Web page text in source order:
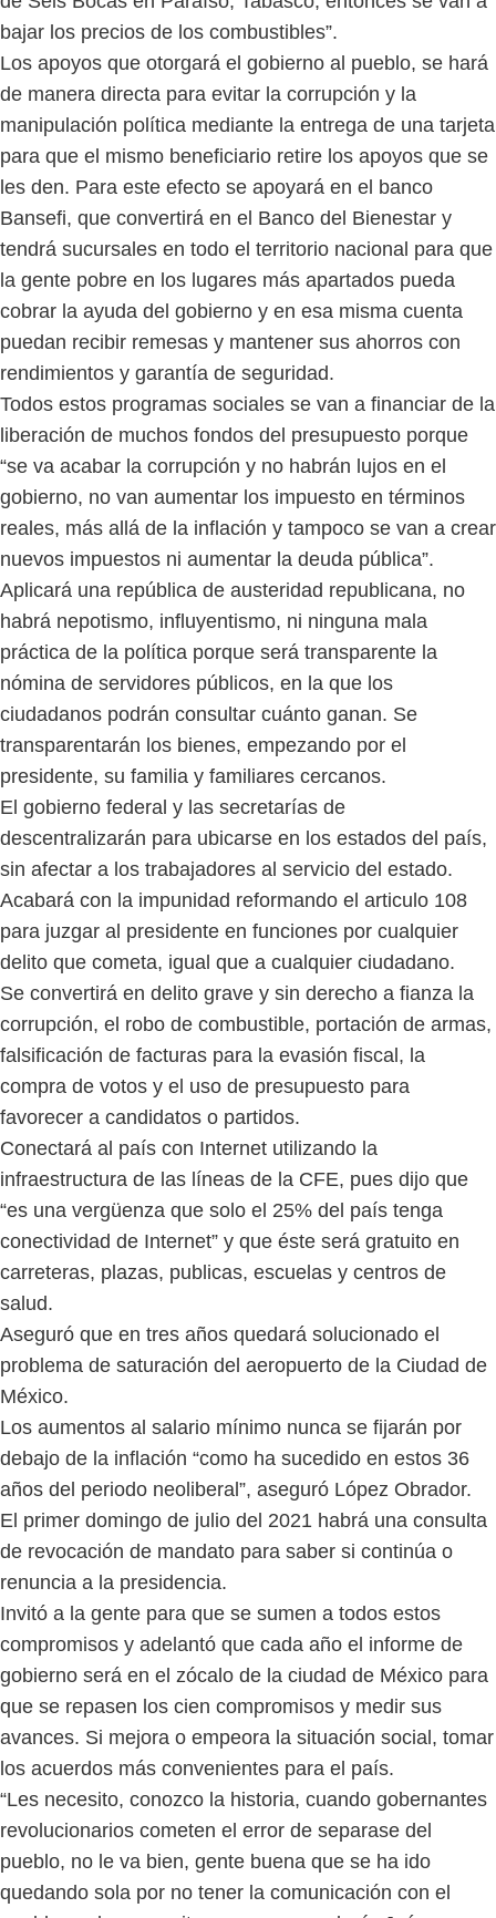
bajar los precios de los combustibles”.
Los apoyos que otorgará el gobierno al pueblo, se hará
de manera directa para evitar la corrupción y la
manipulación política mediante la entrega de una tarjeta
para que el mismo beneficiario retire los apoyos que se
les den. Para este efecto se apoyará en el banco
Bansefi, que convertirá en el Banco del Bienestar y
tendrá sucursales en todo el territorio nacional para que
la gente pobre en los lugares más apartados pueda
cobrar la ayuda del gobierno y en esa misma cuenta
puedan recibir remesas y mantener sus ahorros con
rendimientos y garantía de seguridad.
Todos estos programas sociales se van a financiar de la
liberación de muchos fondos del presupuesto porque
“se va acabar la corrupción y no habrán lujos en el
gobierno, no van aumentar los impuesto en términos
reales, más allá de la inflación y tampoco se van a crear
nuevos impuestos ni aumentar la deuda pública”.
Aplicará una república de austeridad republicana, no
habrá nepotismo, influyentismo, ni ninguna mala
práctica de la política porque será transparente la
nómina de servidores públicos, en la que los
ciudadanos podrán consultar cuánto ganan. Se
transparentarán los bienes, empezando por el
presidente, su familia y familiares cercanos.
El gobierno federal y las secretarías de
descentralizarán para ubicarse en los estados del país,
sin afectar a los trabajadores al servicio del estado.
Acabará con la impunidad reformando el articulo 108
para juzgar al presidente en funciones por cualquier
delito que cometa, igual que a cualquier ciudadano.
Se convertirá en delito grave y sin derecho a fianza la
corrupción, el robo de combustible, portación de armas,
falsificación de facturas para la evasión fiscal, la
compra de votos y el uso de presupuesto para
favorecer a candidatos o partidos.
Conectará al país con Internet utilizando la
infraestructura de las líneas de la CFE, pues dijo que
“es una vergüenza que solo el 25% del país tenga
conectividad de Internet” y que éste será gratuito en
carreteras, plazas, publicas, escuelas y centros de
salud.
Aseguró que en tres años quedará solucionado el
problema de saturación del aeropuerto de la Ciudad de
México.
Los aumentos al salario mínimo nunca se fijarán por
debajo de la inflación “como ha sucedido en estos 36
años del periodo neoliberal”, aseguró López Obrador.
El primer domingo de julio del 2021 habrá una consulta
de revocación de mandato para saber si continúa o
renuncia a la presidencia.
Invitó a la gente para que se sumen a todos estos
compromisos y adelantó que cada año el informe de
gobierno será en el zócalo de la ciudad de México para
que se repasen los cien compromisos y medir sus
avances. Si mejora o empeora la situación social, tomar
los acuerdos más convenientes para el país.
“Les necesito, conozco la historia, cuando gobernantes
revolucionarios cometen el error de separase del
pueblo, no le va bien, gente buena que se ha ido
quedando sola por no tener la comunicación con el